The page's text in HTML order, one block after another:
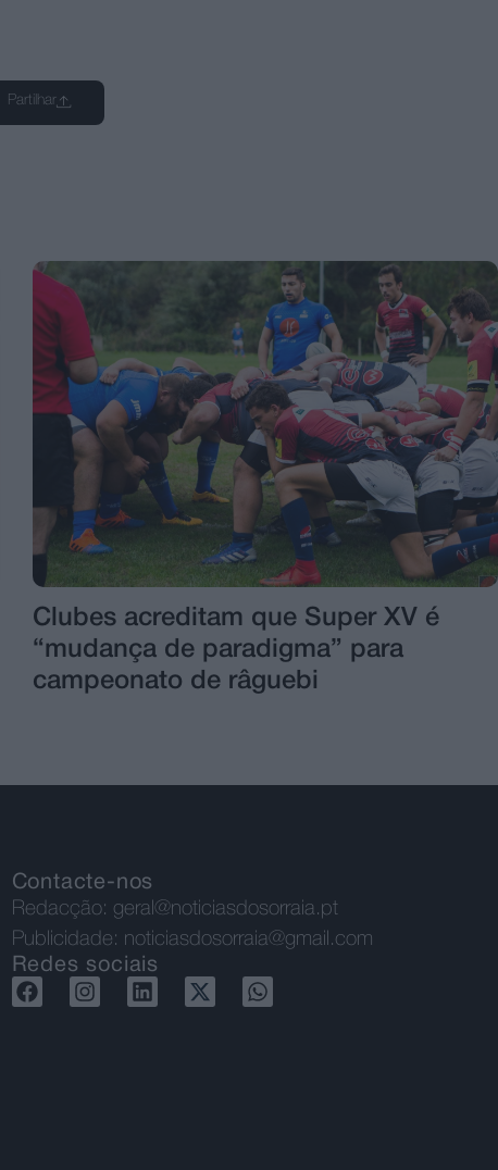
Partilhar
Clubes acreditam que Super XV é
“mudança de paradigma” para
campeonato de râguebi
Contacte-nos
Redacção: geral@noticiasdosorraia.pt
Publicidade: noticiasdosorraia@gmail.com
Redes sociais